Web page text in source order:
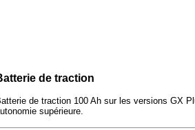
de traction
de traction 100 Ah sur les versions GX
supérieure.